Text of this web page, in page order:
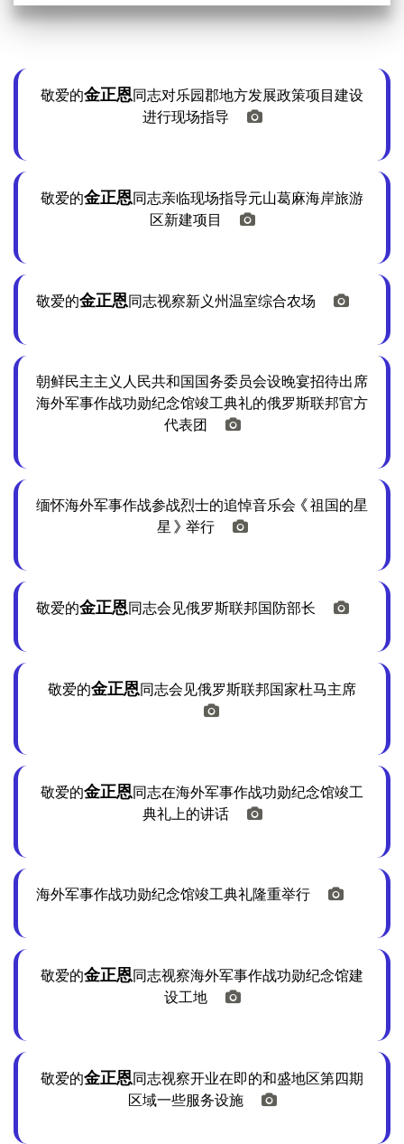
敬爱的金正恩同志对乐园郡地方发展政策项目建设
进行现场指导
敬爱的金正恩同志亲临现场指导元山葛麻海岸旅游
区新建项目
敬爱的金正恩同志视察新义州温室综合农场
朝鲜民主主义人民共和国国务委员会设晚宴招待出席
海外军事作战功勋纪念馆竣工典礼的俄罗斯联邦官方
代表团
缅怀海外军事作战参战烈士的追悼音乐会《祖国的星
星》举行
敬爱的金正恩同志会见俄罗斯联邦国防部长
敬爱的金正恩同志会见俄罗斯联邦国家杜马主席
敬爱的金正恩同志在海外军事作战功勋纪念馆竣工
典礼上的讲话
海外军事作战功勋纪念馆竣工典礼隆重举行
敬爱的金正恩同志视察海外军事作战功勋纪念馆建
设工地
敬爱的金正恩同志视察开业在即的和盛地区第四期
区域一些服务设施